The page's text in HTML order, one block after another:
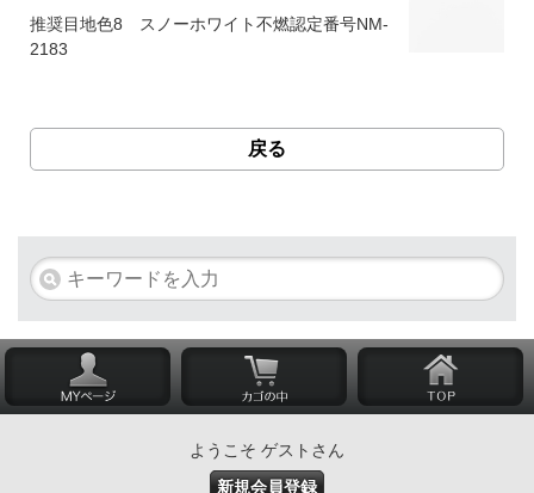
推奨目地色8 スノーホワイト不燃認定番号NM-
2183
戻る
ようこそ ゲストさん
新規会員登録